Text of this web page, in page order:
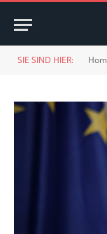
SIE SIND HIER: